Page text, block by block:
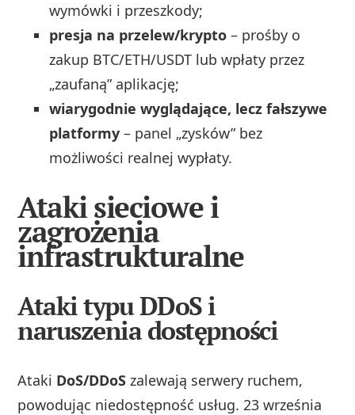
wymówki i przeszkody;
presja na przelew/krypto – prośby o
zakup BTC/ETH/USDT lub wpłaty przez
„zaufaną” aplikację;
wiarygodnie wyglądające, lecz fałszywe
platformy – panel „zysków” bez
możliwości realnej wypłaty.
Ataki sieciowe i
zagrożenia
infrastrukturalne
Ataki typu DDoS i
naruszenia dostępności
Ataki DoS/DDoS zalewają serwery ruchem,
powodując niedostępność usług. 23 września